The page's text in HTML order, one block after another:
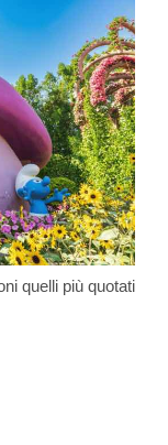
quelli più quotati